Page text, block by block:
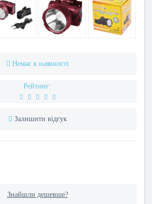
Немає в наявності
Рейтинг:
Залишити відгук
Знайшли дешевше?